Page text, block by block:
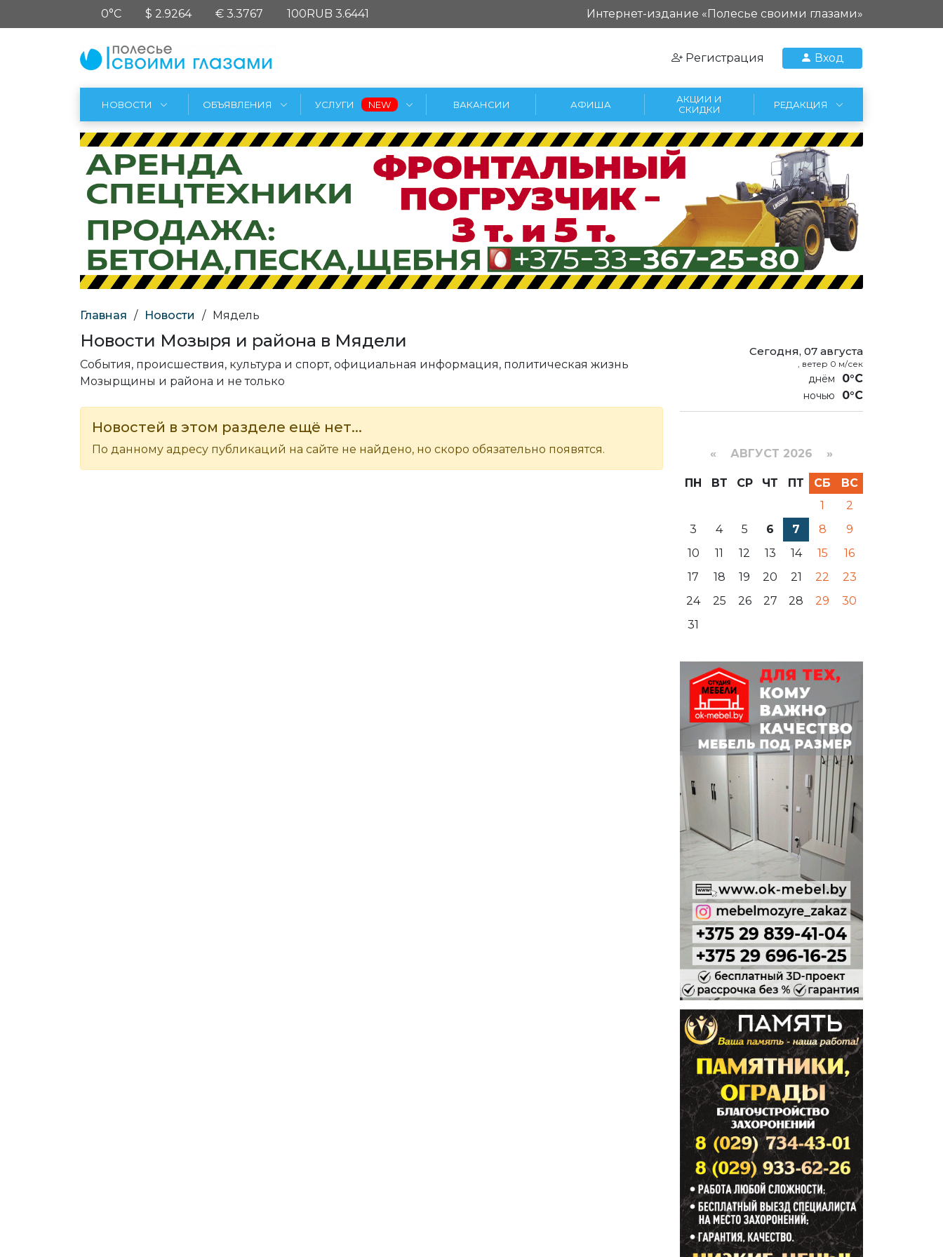
0°C $ 2.9264 € 3.3767 100RUB 3.6441 Интернет-издание «Полесье своими глазами»
Регистрация Вход
НОВОСТИ ОБЪЯВЛЕНИЯ УСЛУГИ ВАКАНСИИ АФИША
АКЦИИ И
СКИДКИ
РЕДАКЦИЯ
Главная / Новости / Мядель
Новости Мозыря и района в Мядели
События, происшествия, культура и спорт, официальная информация, политическая жизнь
Мозырщины и района и не только
Новостей в этом разделе ещё нет...
По данному адресу публикаций на сайте не найдено, но скоро обязательно появятся.
Сегодня, 07 августа
, ветер 0 м/сек
0°C
0°C
« АВГУСТ 2026 »
ПН ВТ СР ЧТ ПТ СБ
ВС
1
2
3
4 5 6 7 8
9
10
11 12 13 14 15
16
17
18 19 20 21 22
23
24
25 26 27 28 29
30
31